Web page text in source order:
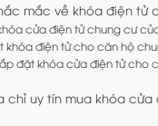
mắc về khóa điện tử
cửa điện tử chung cư
khóa điện tử cho căn hộ
đặt khóa cửa điện tử cho
chỉ uy tín mua khóa cửa